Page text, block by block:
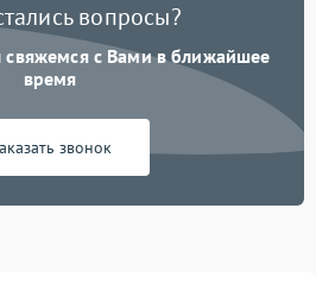
2000 ₽ Подробнее →
вопросы?
свяжемся с Вами в ближайшее
время
звонок